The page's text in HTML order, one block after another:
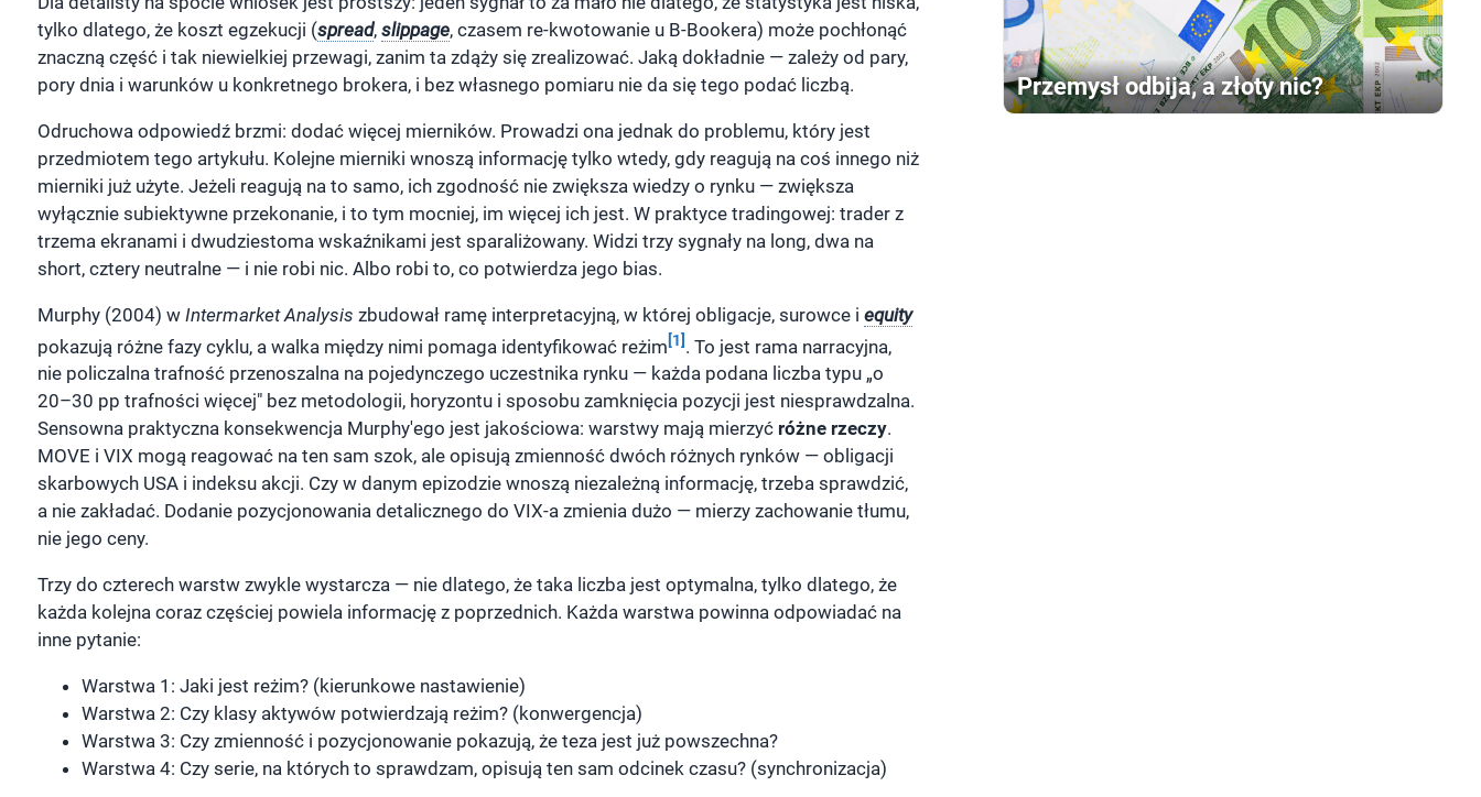
tylko dlatego, że koszt egzekucji (spread, slippage, czasem re-kwotowanie u B-Bookera) może pochłonąć
znaczną część i tak niewielkiej przewagi, zanim ta zdąży się zrealizować. Jaką dokładnie — zależy od pary,
pory dnia i warunków u konkretnego brokera, i bez własnego pomiaru nie da się tego podać liczbą.
Odruchowa odpowiedź brzmi: dodać więcej mierników. Prowadzi ona jednak do problemu, który jest
przedmiotem tego artykułu. Kolejne mierniki wnoszą informację tylko wtedy, gdy reagują na coś innego niż
mierniki już użyte. Jeżeli reagują na to samo, ich zgodność nie zwiększa wiedzy o rynku — zwiększa
wyłącznie subiektywne przekonanie, i to tym mocniej, im więcej ich jest. W praktyce tradingowej: trader z
trzema ekranami i dwudziestoma wskaźnikami jest sparaliżowany. Widzi trzy sygnały na long, dwa na
short, cztery neutralne — i nie robi nic. Albo robi to, co potwierdza jego bias.
Murphy (2004) w Intermarket Analysis zbudował ramę interpretacyjną, w której obligacje, surowce i equity
pokazują różne fazy cyklu, a walka między nimi pomaga identyfikować reżim[1] . To jest rama narracyjna,
nie policzalna trafność przenoszalna na pojedynczego uczestnika rynku — każda podana liczba typu „o
20–30 pp trafności więcej" bez metodologii, horyzontu i sposobu zamknięcia pozycji jest niesprawdzalna.
Sensowna praktyczna konsekwencja Murphy'ego jest jakościowa: warstwy mają mierzyć różne rzeczy.
MOVE i VIX mogą reagować na ten sam szok, ale opisują zmienność dwóch różnych rynków — obligacji
skarbowych USA i indeksu akcji. Czy w danym epizodzie wnoszą niezależną informację, trzeba sprawdzić,
a nie zakładać. Dodanie pozycjonowania detalicznego do VIX-a zmienia dużo — mierzy zachowanie tłumu,
nie jego ceny.
Trzy do czterech warstw zwykle wystarcza — nie dlatego, że taka liczba jest optymalna, tylko dlatego, że
każda kolejna coraz częściej powiela informację z poprzednich. Każda warstwa powinna odpowiadać na
inne pytanie:
Warstwa 1: Jaki jest reżim? (kierunkowe nastawienie)
Warstwa 2: Czy klasy aktywów potwierdzają reżim? (konwergencja)
Warstwa 3: Czy zmienność i pozycjonowanie pokazują, że teza jest już powszechna?
Warstwa 4: Czy serie, na których to sprawdzam, opisują ten sam odcinek czasu? (synchronizacja)
Przemysł odbija, a złoty nic?